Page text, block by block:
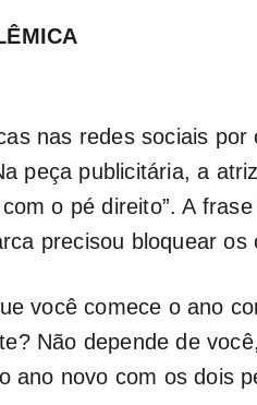
nas redes sociais por
peça publicitária, a
o pé direito”. A
precisou bloquear
você comece o ano
Não depende de
ano novo com os dois